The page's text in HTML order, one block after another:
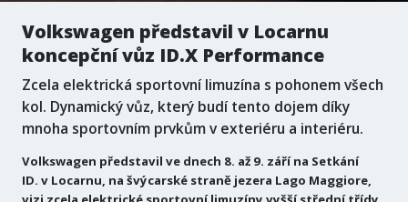
Volkswagen představil v Locarnu
koncepční vůz ID.X Performance
Zcela elektrická sportovní limuzína s pohonem všech
kol. Dynamický vůz, který budí tento dojem díky
mnoha sportovním prvkům v exteriéru a interiéru.
Volkswagen představil ve dnech 8. až 9. září na Setkání
ID. v Locarnu, na švýcarské straně jezera Lago Maggiore,